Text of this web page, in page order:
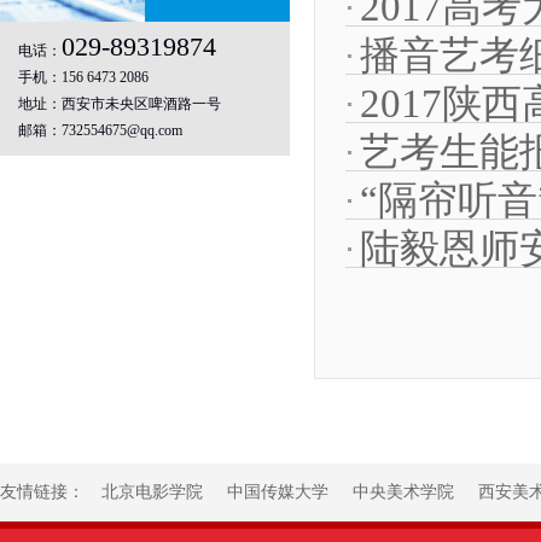
电话： 029-89319874
手机：156 6473 2086
地址：西安市未央区啤酒路一号
邮箱：732554675@qq.com
播音艺考
2017陕西
艺考生能
都在
“隔帘听
陆毅恩师
友情链接： 北京电影学院 中国传媒大学 中央美术学院 西安美